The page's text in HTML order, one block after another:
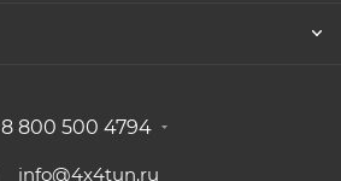
8 800 500 4794
info@4x4tun.ru